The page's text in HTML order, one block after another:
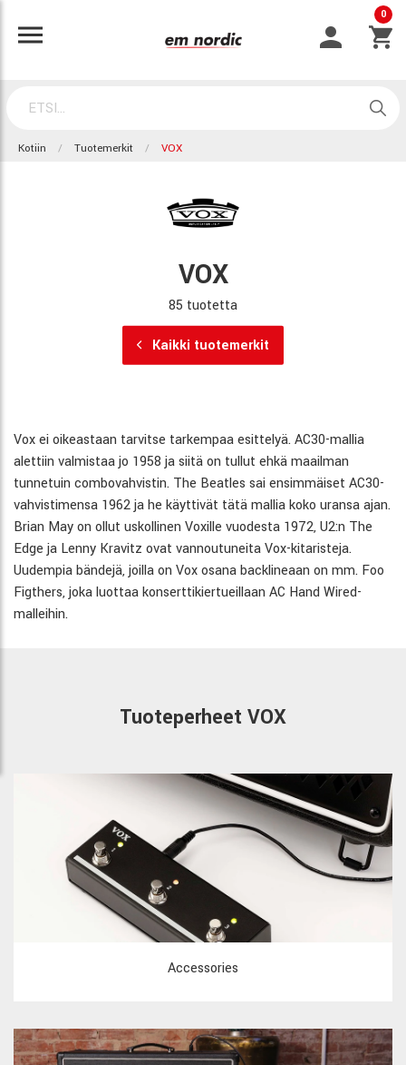
0
Kotiin Tuotemerkit VOX
VOX
85 tuotetta
Kaikki tuotemerkit
Vox ei oikeastaan tarvitse tarkempaa esittelyä. AC30-mallia
alettiin valmistaa jo 1958 ja siitä on tullut ehkä maailman
tunnetuin combovahvistin. The Beatles sai ensimmäiset AC30-
vahvistimensa 1962 ja he käyttivät tätä mallia koko uransa ajan.
Brian May on ollut uskollinen Voxille vuodesta 1972, U2:n The
Edge ja Lenny Kravitz ovat vannoutuneita Vox-kitaristeja.
Uudempia bändejä, joilla on Vox osana backlineaan on mm. Foo
Figthers, joka luottaa konserttikiertueillaan AC Hand Wired-
malleihin.
Tuoteperheet VOX
Accessories